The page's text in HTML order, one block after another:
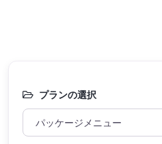
プランの選択